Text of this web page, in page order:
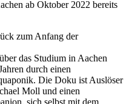
ab Oktober 2022 bereits
zum Anfang der
das Studium in Aachen
durch einen
Die Doku ist Auslöser
Moll und einen
sich selbst mit dem